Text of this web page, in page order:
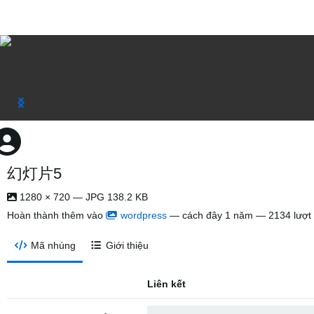
幻灯片5
1280 × 720 — JPG 138.2 KB
Hoàn thành thêm vào
wordpress — cách đây 1 năm — 2134 lượt
Mã nhúng Giới thiệu
Liên kết